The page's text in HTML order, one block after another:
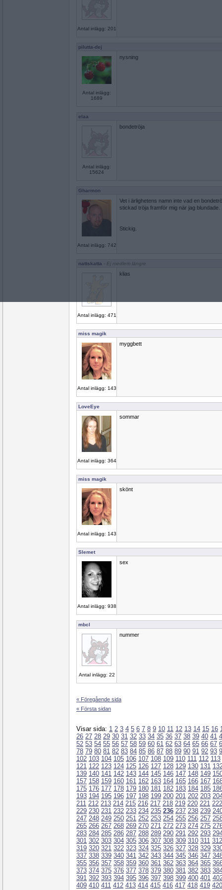
Antal inlägg: 201
pilutta-dej
Antal inlägg:
1689
nysning
elaa
Antal inlägg:
15624
bondetröja
Gharmon
Antal inlägg: 742
Vet i ärlighetens namn inte vad en
stickad tröja framför mig när jag blundade.
Stickig.
nattskatta - Ej medlem längre
Antal inlägg: 471
klias
miss magik
Antal inlägg: 143
myggbett
LoveEye
Antal inlägg: 364
sommar
miss magik
Antal inlägg: 143
skönt
Slemet
Antal inlägg: 938
sex
mbcl
Antal inlägg: 22
nummer
« Föregående sida
« Första sidan
Visar sida: 1 2 3 4 5 6 7 8 9 10 11 12 13 14 15 16
26 27 28 29 30 31 32 33 34 35 36 37 38 39 40 41
52 53 54 55 56 57 58 59 60 61 62 63 64 65 66 67
78 79 80 81 82 83 84 85 86 87 88 89 90 91 92 93
102 103 104 105 106 107 108 109 110 111 112 113
121 122 123 124 125 126 127 128 129 130 131
139 140 141 142 143 144 145 146 147 148 149
157 158 159 160 161 162 163 164 165 166 167
175 176 177 178 179 180 181 182 183 184 185
193 194 195 196 197 198 199 200 201 202 203
211 212 213 214 215 216 217 218 219 220 221 222
229 230 231 232 233 234 235 236 237 238 239
247 248 249 250 251 252 253 254 255 256 257
265 266 267 268 269 270 271 272 273 274 275
283 284 285 286 287 288 289 290 291 292 293
301 302 303 304 305 306 307 308 309 310 311 312
319 320 321 322 323 324 325 326 327 328 329
337 338 339 340 341 342 343 344 345 346 347
355 356 357 358 359 360 361 362 363 364 365
373 374 375 376 377 378 379 380 381 382 383
391 392 393 394 395 396 397 398 399 400 401
409 410 411 412 413 414 415 416 417 418 419 420